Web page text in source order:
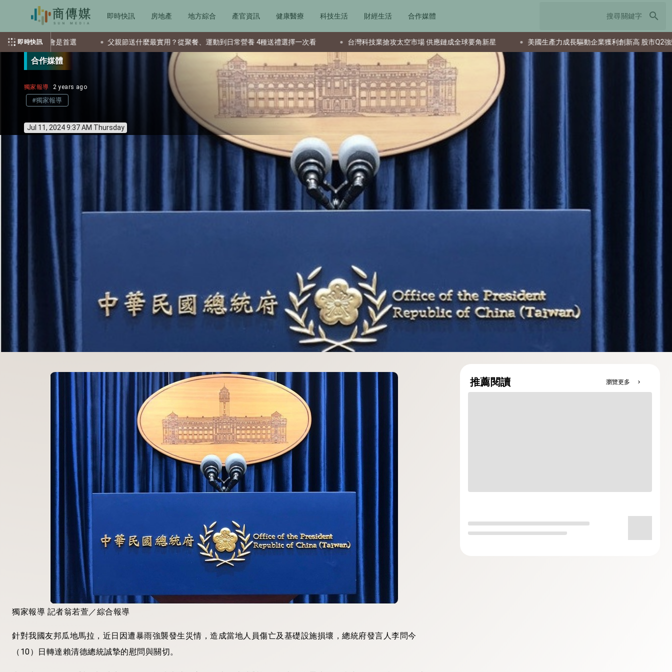
即時快訊 房地產 地方綜合 產官資訊 健康醫療 科技生活 財經生活 合作媒體 search
即時快訊
會是首選 父親節送什麼最實用？從聚餐、運動到日常營養 4種送禮選擇一次看 台灣科技業搶攻太空市場 供應鏈成全球要角新星 美國生產力成長驅動企業獲利創新高 股市Q2強勁反彈
合作媒體
獨家報導 2 years ago
#獨家報導
Jul 11, 2024 9:37 AM Thursday
獨家報導 記者翁若萱／綜合報導
針對我國友邦瓜地馬拉，近日因遭暴雨強襲發生災情，造成當地人員傷亡及基礎設施損壞，總統府發言人李問今
（10）日轉達賴清德總統誠摯的慰問與關切。
推薦閱讀 瀏覽更多 chevron_right